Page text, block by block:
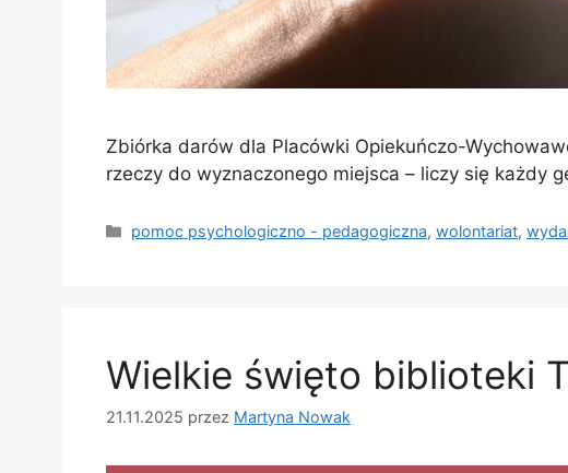
Zbiórka darów dla Placówki Opiekuńczo-
rzeczy do wyznaczonego miejsca – liczy się każdy
pomoc psychologiczno - pedagogiczna,wolontariat,
Wielkie święto biblioteki
21.11.2025 przez Martyna Nowak